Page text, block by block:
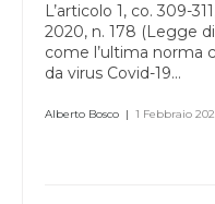
L’articolo 1, co. 309-
2020, n. 178 (Legge
come l’ultima norma
da virus Covid-19...
Alberto Bosco | 1 Febbraio